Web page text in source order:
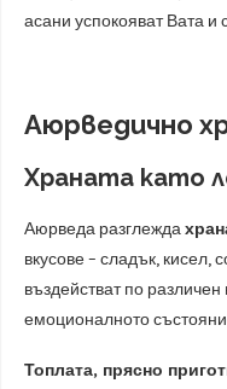
асани успокояват Вата и
Аюрведично
Храната като
Аюрведа разглежда
вкусове – сладък, кисел,
въздействат по
емоционалното
Топлата, прясно